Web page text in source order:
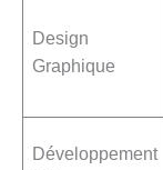
Design
Graphique
Développement